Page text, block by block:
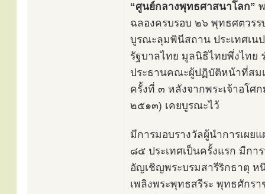
“ศูนย์กลางพุทธศาสนาโลก”
ฉลองครบรอบ ๒๖ พุทธศตวร
บูรณะลุมพินีสถาน ประเทศเน
รัฐบาลไทย มูลนิธิไทยพึ่งไทย
ประธานคณะผู้ปฏิบัติหน้าที่สม
ครั้งที่ ๓ หลังจากพระเจ้าอโ
๒๕๑๓) เคยบูรณะไว้
มีการมอบรางวัลผู้นำการเผ
๘๕ ประเทศเป็นครั้งแรก มีกา
อัญเชิญพระบรมสารีริกธาตุ ห
เพลิงพระพุทธสรีระ พุทธศักร